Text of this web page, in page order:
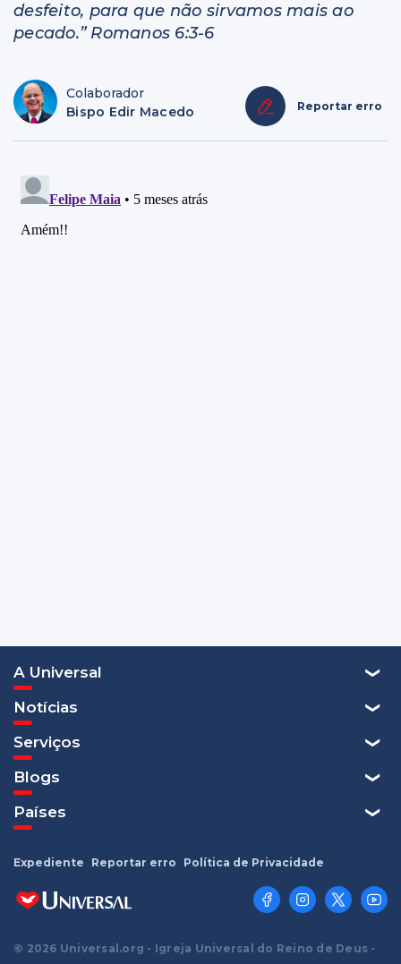
desfeito, para que não sirvamos mais ao
pecado.” Romanos 6:3-6
Colaborador
Bispo Edir Macedo
Reportar erro
A Universal
Notícias
Serviços
Blogs
Países
© 2026 Universal.org - Igreja Universal do Reino de Deus -
Expediente Reportar erro Política de Privacidade